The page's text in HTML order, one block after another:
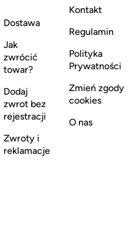
Dostawa
Jak
zwrócić
towar?
Dodaj
zwrot bez
rejestracji
Zwroty i
reklamacje
Kontakt
Regulamin
Polityka
Prywatności
Zmień zgody
cookies
O nas